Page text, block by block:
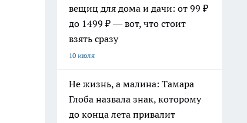
вещиц для дома и дачи: от 99 ₽
до 1499 ₽ — вот, что стоит
взять сразу
10 июля
Не жизнь, а малина: Тамара
Глоба назвала знак, которому
до конца лета привалит